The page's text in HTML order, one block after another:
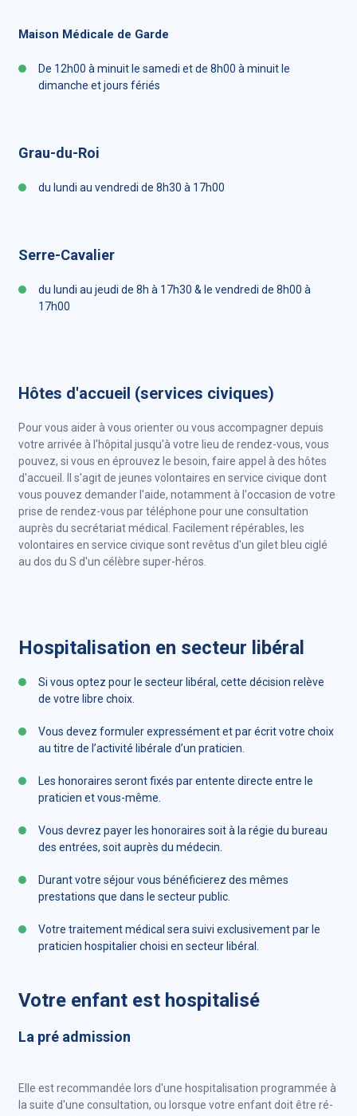
Maison Médicale de Garde
De 12h00 à minuit le samedi et de 8h00 à minuit le
dimanche et jours fériés
Grau-du-Roi
du lundi au vendredi de 8h30 à 17h00
Serre-Cavalier
du lundi au jeudi de 8h à 17h30 & le vendredi de 8h00 à
17h00
Hôtes d'accueil (services civiques)
Pour vous aider à vous orienter ou vous accompagner depuis
votre arrivée à l'hôpital jusqu'à votre lieu de rendez-vous, vous
pouvez, si vous en éprouvez le besoin, faire appel à des hôtes
d'accueil. Il s'agit de jeunes volontaires en service civique dont
vous pouvez demander l'aide, notamment à l'occasion de votre
prise de rendez-vous par téléphone pour une consultation
auprès du secrétariat médical. Facilement répérables, les
volontaires en service civique sont revêtus d'un gilet bleu ciglé
au dos du S d'un célèbre super-héros.
Hospitalisation en secteur libéral
Si vous optez pour le secteur libéral, cette décision relève
de votre libre choix.
Vous devez formuler expressément et par écrit votre choix
au titre de l’activité libérale d’un praticien.
Les honoraires seront fixés par entente directe entre le
praticien et vous-même.
Vous devrez payer les honoraires soit à la régie du bureau
des entrées, soit auprès du médecin.
Durant votre séjour vous bénéficierez des mêmes
prestations que dans le secteur public.
Votre traitement médical sera suivi exclusivement par le
praticien hospitalier choisi en secteur libéral.
Votre enfant est hospitalisé
La pré admission
Elle est recommandée lors d'une hospitalisation programmée à
la suite d'une consultation, ou lorsque votre enfant doit être ré-